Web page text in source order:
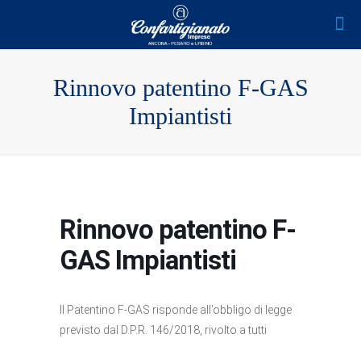
Rinnovo patentino F-GAS
Impiantisti
Rinnovo patentino F-
GAS Impiantisti
Il Patentino F-GAS risponde all’obbligo di legge
previsto dal D.P.R. 146/2018, rivolto a tutti